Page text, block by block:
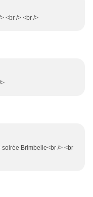
<br /> <br />
>
Brimbelle<br /> <br